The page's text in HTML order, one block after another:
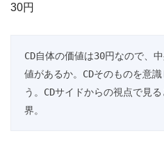
30円
CD自体の価値は30円なので、
値があるか。CDそのものを意
う。CDサイドからの視点で見
界。